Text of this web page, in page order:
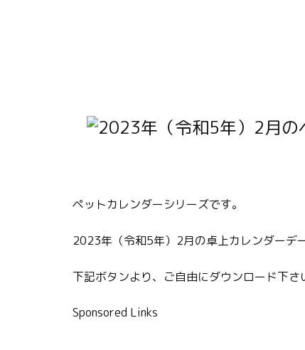
ペットカレンダーシリーズです。
2023年（令和5年）2月の卓上カレンダーデ
下記ボタンより、ご自由にダウンロード下さ
Sponsored Links